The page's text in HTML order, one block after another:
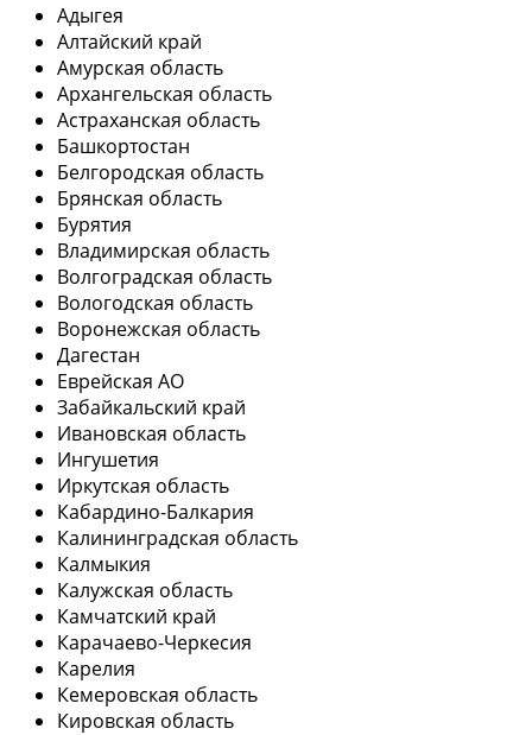
Адыгея
Алтайский край
Амурская область
Архангельская область
Астраханская область
Башкортостан
Белгородская область
Брянская область
Бурятия
Владимирская область
Волгоградская область
Вологодская область
Воронежская область
Дагестан
Еврейская АО
Забайкальский край
Ивановская область
Ингушетия
Иркутская область
Кабардино-Балкария
Калининградская область
Калмыкия
Калужская область
Камчатский край
Карачаево-Черкесия
Карелия
Кемеровская область
Кировская область